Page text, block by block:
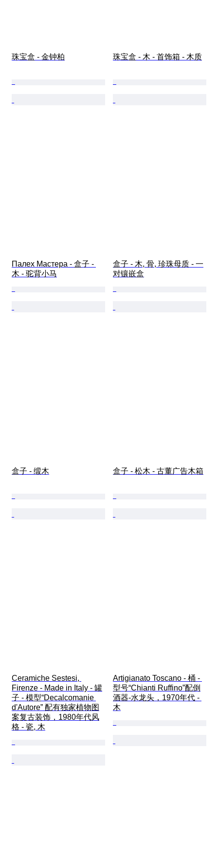
珠宝盒 - 金钟柏 珠宝盒 - 木 - 首饰箱 - 木质
Палех Мастера - 盒子 -
木 - 驼背小马
盒子 - 木, 骨, 珍珠母质 - 一
对镶嵌盒
盒子 - 缎木 盒子 - 松木 - 古董广告木箱
Ceramiche Sestesi,
Firenze - Made in Italy - 罐
子 - 模型“Decalcomanie
d'Autore” 配有独家植物图
案复古装饰，1980年代风
格 - 瓷, 木
Artigianato Toscano - 桶 -
型号“Chianti Ruffino”配倒
酒器-水龙头，1970年代 -
木